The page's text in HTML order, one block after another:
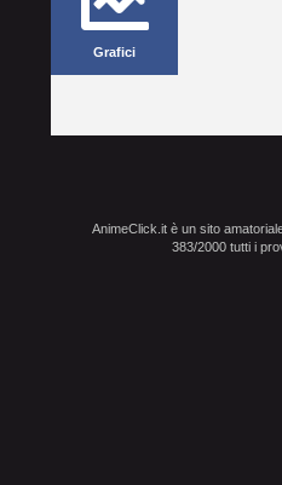
Grafici
AnimeClick.it è un sito
383/2000 tutti i